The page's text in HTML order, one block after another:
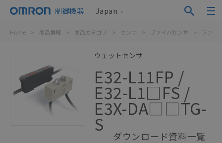
制御機器 Japan
Home > 商品情報 > 商品カテゴリ > センサ > ファイバセンサ > ファイ
ウェットセンサ
E32-L11FP /
E32-L1□FS /
E3X-DA□□TG-
S
ダウンロード資料一覧